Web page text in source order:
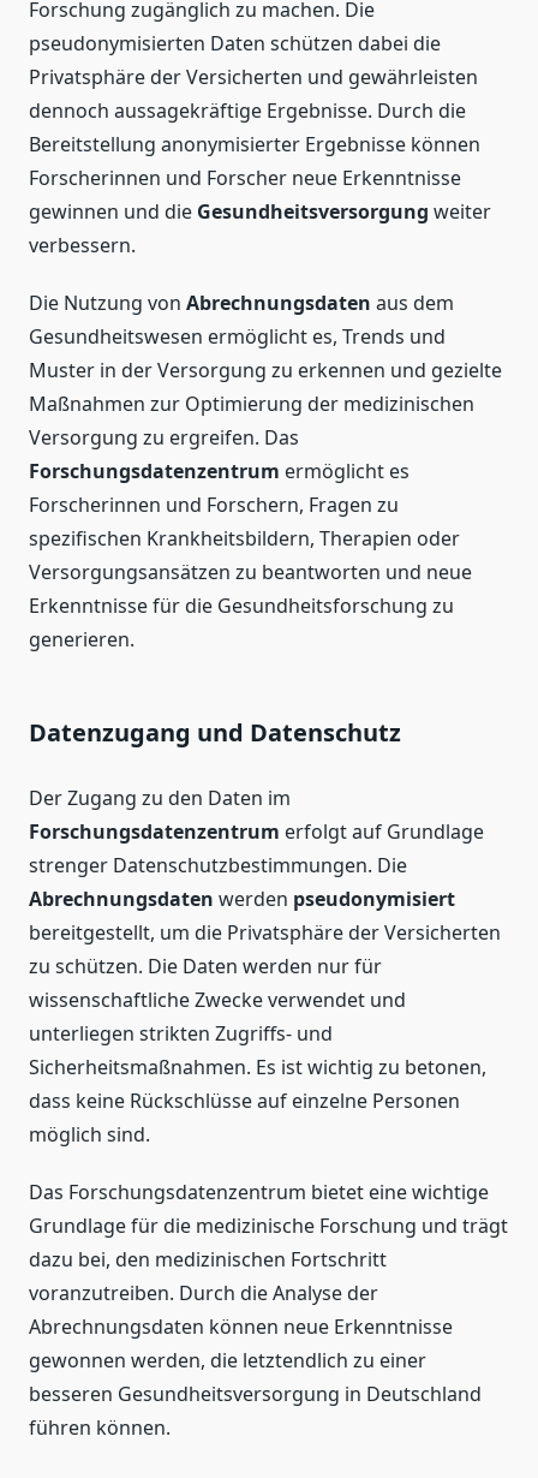
Forschung zugänglich zu machen. Die
pseudonymisierten Daten schützen dabei die
Privatsphäre der Versicherten und gewährleisten
dennoch aussagekräftige Ergebnisse. Durch die
Bereitstellung anonymisierter Ergebnisse können
Forscherinnen und Forscher neue Erkenntnisse
gewinnen und die Gesundheitsversorgung weiter
verbessern.
Die Nutzung von Abrechnungsdaten aus dem
Gesundheitswesen ermöglicht es, Trends und
Muster in der Versorgung zu erkennen und gezielte
Maßnahmen zur Optimierung der medizinischen
Versorgung zu ergreifen. Das
Forschungsdatenzentrum ermöglicht es
Forscherinnen und Forschern, Fragen zu
spezifischen Krankheitsbildern, Therapien oder
Versorgungsansätzen zu beantworten und neue
Erkenntnisse für die Gesundheitsforschung zu
generieren.
Datenzugang und Datenschutz
Der Zugang zu den Daten im
Forschungsdatenzentrum erfolgt auf Grundlage
strenger Datenschutzbestimmungen. Die
Abrechnungsdaten werden pseudonymisiert
bereitgestellt, um die Privatsphäre der Versicherten
zu schützen. Die Daten werden nur für
wissenschaftliche Zwecke verwendet und
unterliegen strikten Zugriffs- und
Sicherheitsmaßnahmen. Es ist wichtig zu betonen,
dass keine Rückschlüsse auf einzelne Personen
möglich sind.
Das Forschungsdatenzentrum bietet eine wichtige
Grundlage für die medizinische Forschung und trägt
dazu bei, den medizinischen Fortschritt
voranzutreiben. Durch die Analyse der
Abrechnungsdaten können neue Erkenntnisse
gewonnen werden, die letztendlich zu einer
besseren Gesundheitsversorgung in Deutschland
führen können.